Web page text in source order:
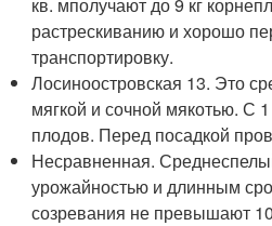
растрескиванию и хорошо
транспортировку.
Лосиноостровская 13. Это
мягкой и сочной мякотью. С
плодов. Перед посадкой
Несравненная.
урожайностью и длинным
созревания не превышают